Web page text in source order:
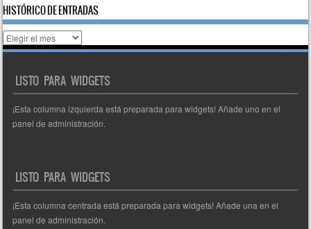
HISTÓRICO DE ENTRADAS
Histórico
de
LISTO PARA WIDGETS
¡Esta columna izquierda está preparada para widgets! Añade uno en el
panel de administración.
LISTO PARA WIDGETS
¡Esta columna centrada está preparada para widgets! Añade una en el
panel de administración.